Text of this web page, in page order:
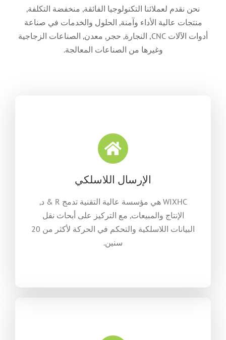
نحن نقدم لعملائنا التكنولوجيا الفائقة, منخفضة التكلفة,
منتجات عالية الأداء وآمنة, الحلول والخدمات في صناعة
أدوات الآلات CNC, النجارة, حجر, معدن, الصناعات الزجاجية
وغيرها من الصناعات المعالجة.
الإرسال اللاسلكي
WIXHC هي مؤسسة عالية التقنية تدمج R & د,
الإنتاج والمبيعات, مع التركيز على أبحاث نقل
البيانات اللاسلكية والتحكم في الحركة لأكثر من 20
سنين.